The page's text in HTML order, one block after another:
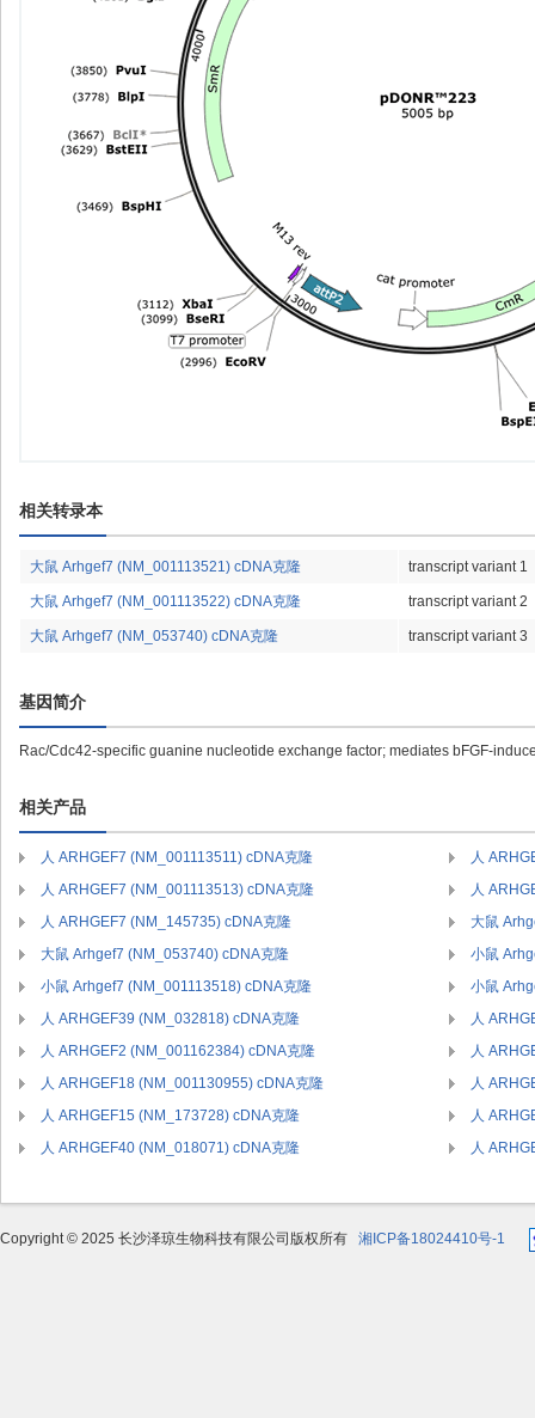
相关转录本
大鼠 Arhgef7 (NM_001113521) cDNA克隆 transcript variant 1
大鼠 Arhgef7 (NM_001113522) cDNA克隆 transcript variant 2
大鼠 Arhgef7 (NM_053740) cDNA克隆 transcript variant 3
基因简介
Rac/Cdc42-specific guanine nucleotide exchange factor; mediates bFGF-
相关产品
人 ARHGEF7 (NM_001113511) cDNA克隆
人
人 ARHGEF7 (NM_001113513) cDNA克隆
人
人 ARHGEF7 (NM_145735) cDNA克隆
大鼠
大鼠 Arhgef7 (NM_053740) cDNA克隆
小鼠
小鼠 Arhgef7 (NM_001113518) cDNA克隆
小鼠
人 ARHGEF39 (NM_032818) cDNA克隆
人
人 ARHGEF2 (NM_001162384) cDNA克隆
人
人 ARHGEF18 (NM_001130955) cDNA克隆
人
人 ARHGEF15 (NM_173728) cDNA克隆
人
人 ARHGEF40 (NM_018071) cDNA克隆
人
Copyright © 2025 长沙泽琼生物科技有限公司版权所有 湘ICP备18024410号-1